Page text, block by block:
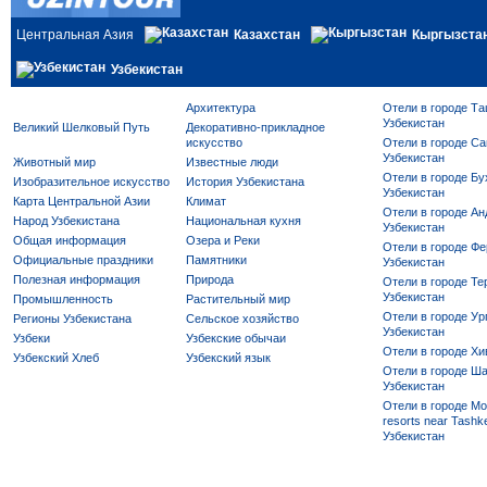
Центральная Азия Казахстан
Узбекистан
Архитектура
Великий Шелковый Путь
Декоративно-прикладное
искусство
Животный мир
Известные люди
Изобразительное искусство
История Узбекистана
Карта Центральной Азии
Климат
Народ Узбекистана
Национальная кухня
Общая информация
Озера и Реки
Официальные праздники
Памятники
Полезная информация
Природа
Промышленность
Растительный мир
Регионы Узбекистана
Сельское хозяйство
Узбеки
Узбекские обычаи
Узбекский Хлеб
Узбекский язык
Отели в городе
Узбекистан
Отели в городе
Узбекистан
Отели в городе
Узбекистан
Отели в городе
Узбекистан
Отели в городе
Узбекистан
Отели в городе
Узбекистан
Отели в городе
Узбекистан
Отели в городе
Отели в городе
Узбекистан
Отели в городе
resorts near
Узбекистан